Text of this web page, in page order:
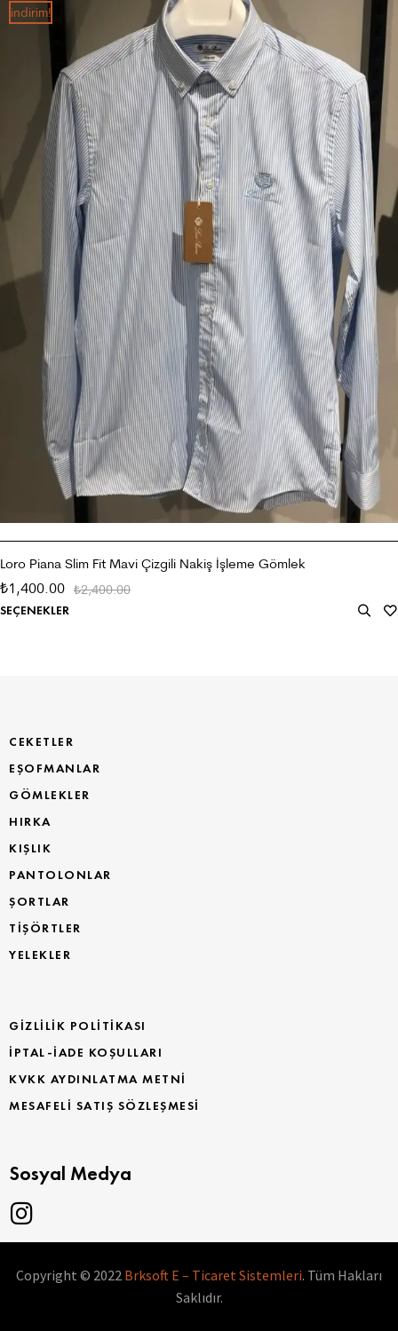
i̇ndirim!
Loro Piana Slim Fit Mavi Çizgili Nakiş İşleme Gömlek
₺2,400.00
₺1,400.00
SEÇENEKLER
CEKETLER
EŞOFMANLAR
GÖMLEKLER
HIRKA
KIŞLIK
PANTOLONLAR
ŞORTLAR
TİŞÖRTLER
YELEKLER
GIZLILIK POLITIKASI
İPTAL-İADE KOŞULLARI
KVKK AYDINLATMA METNI
MESAFELI SATIŞ SÖZLEŞMESI
Sosyal Medya
Copyright © 2022 Brksoft E – Ticaret Sistemleri. Tüm Hakları
Saklıdır.